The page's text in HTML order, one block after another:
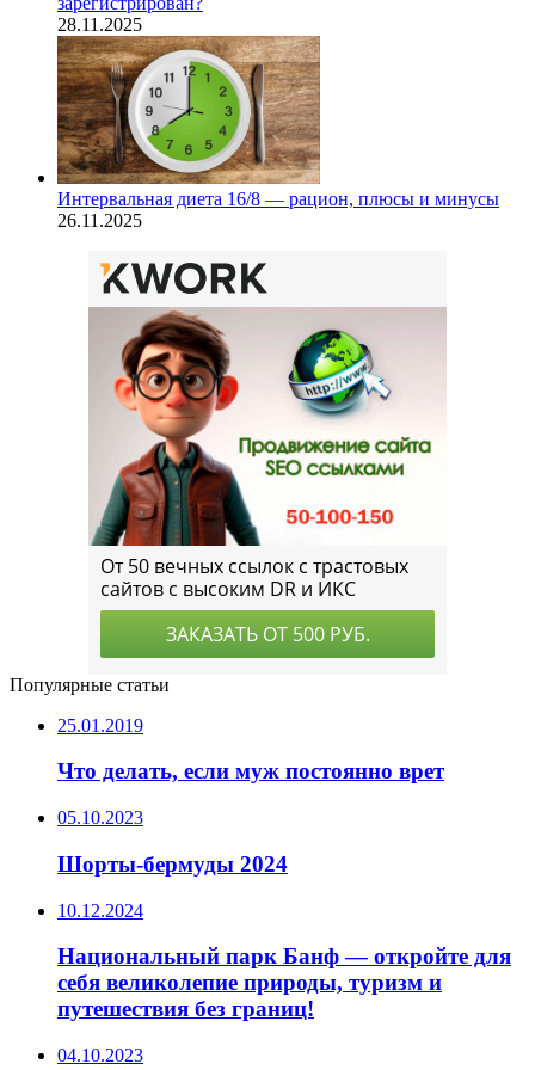
28.11.2025
Интервальная диета 16/8 — рацион, плюсы и минусы
26.11.2025
Популярные статьи
25.01.2019
Что делать, если муж постоянно врет
05.10.2023
Шорты-бермуды 2024
10.12.2024
Национальный парк Банф — откройте для
себя великолепие природы, туризм и
путешествия без границ!
04.10.2023